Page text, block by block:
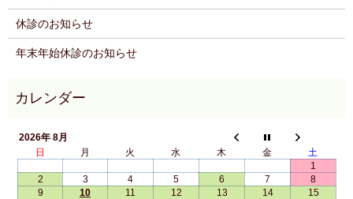
休診のお知らせ
年末年始休診のお知らせ
2026年 8月
日
月 火 水 木 金
土
1
2
3 4 5 6 7
8
9
10 11 12 13 14
15